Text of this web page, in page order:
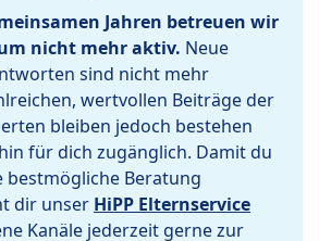
Jahren betreuen wir
nicht mehr aktiv. Neue
sind nicht mehr
wertvollen Beiträge der
bleiben jedoch bestehen
für dich zugänglich. Damit du
Beratung
dir unser HiPP Elternservice
Kanäle jederzeit gerne zur